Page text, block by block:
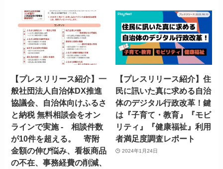
【プレスリリース紹介】一
般社団法人自治体DX推進
協議会、自治体向けふるさ
と納税 無料相談会をオン
ラインで実施 - 相談件数
が10件を超える。 寄附
金額の伸び悩み、看板商品
の不在、事務経費の削減、
【プレスリリース紹介】住
民に訊いた真に求める自治
体のデジタル行政改革！鍵
は『子育て・教育』『モビ
リティ』『健康福祉』利用
者満足度調査レポート
2024年1月24日